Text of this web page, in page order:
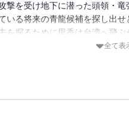
撃を受け地下に潜った頭領・
いる将来の青龍候補を探し出
去を探るために里香は台湾へ飛
ルで描くアクション巨編！ 全て表